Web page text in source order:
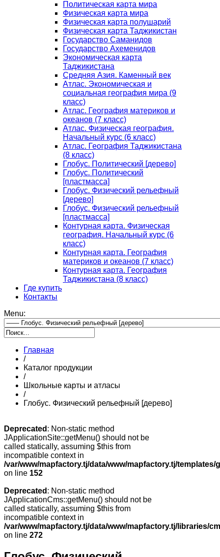
Политическая карта мира
Физическая карта мира
Физическая карта полушарий
Физическая карта Таджикистан
Государство Саманидов
Государство Ахеменидов
Экономическая карта
Таджикистана
Средняя Азия. Каменный век
Атлас. Экономическая и
социальная география мира (9
класс)
Атлас. География материков и
океанов (7 класс)
Атлас. Физическая география.
Начальный курс (6 класс)
Атлас. География Таджикистана
(8 класс)
Глобус. Политический [дерево]
Глобус. Политический
[пластмасса]
Глобус. Физический рельефный
[дерево]
Глобус. Физический рельефный
[пластмасса]
Контурная карта. Физическая
география. Начальный курс (6
класс)
Контурная карта. География
материков и океанов (7 класс)
Контурная карта. География
Таджикистана (8 класс)
Где купить
Контакты
Menu:
Главная
/
Каталог продукции
/
Школьные карты и атласы
/
Глобус. Физический рельефный [дерево]
Deprecated : Non-static method
JApplicationSite::getMenu() should not be
called statically, assuming $this from
incompatible context in
/var/www/mapfactory.tj/data/www/mapfactory.tj/
on line 152
Deprecated : Non-static method
JApplicationCms::getMenu() should not be
called statically, assuming $this from
incompatible context in
/var/www/mapfactory.tj/data/www/mapfactory.tj/libraries/
on line 272